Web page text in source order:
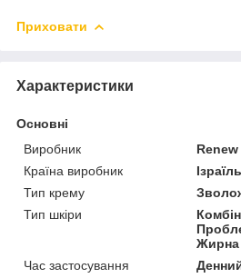
Приховати
Характеристики
Основні
Виробник
Renew
Країна виробник
Ізраїль
Тип крему
Тип шкіри
Жирна
Час застосування